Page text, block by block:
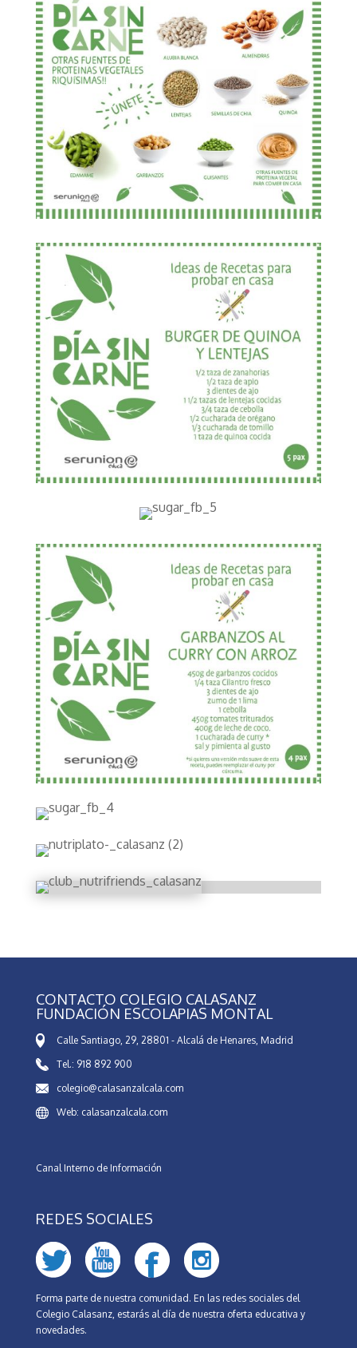
CONTACTO COLEGIO CALASANZ
FUNDACIÓN ESCOLAPIAS MONTAL
Calle Santiago, 29, 28801 - Alcalá de Henares, Madrid
Tel.: 918 892 900
colegio@calasanzalcala.com
Web: calasanzalcala.com
Canal Interno de Información
REDES SOCIALES
Forma parte de nuestra comunidad. En las redes sociales del
Colegio Calasanz, estarás al día de nuestra oferta educativa y
novedades.